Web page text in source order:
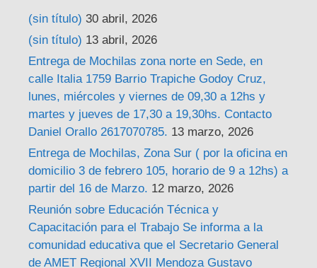
(sin título) 30 abril, 2026
(sin título) 13 abril, 2026
Entrega de Mochilas zona norte en Sede, en
calle Italia 1759 Barrio Trapiche Godoy Cruz,
lunes, miércoles y viernes de 09,30 a 12hs y
martes y jueves de 17,30 a 19,30hs. Contacto
Daniel Orallo 2617070785. 13 marzo, 2026
Entrega de Mochilas, Zona Sur ( por la oficina en
domicilio 3 de febrero 105, horario de 9 a 12hs) a
partir del 16 de Marzo. 12 marzo, 2026
Reunión sobre Educación Técnica y
Capacitación para el Trabajo Se informa a la
comunidad educativa que el Secretario General
de AMET Regional XVII Mendoza Gustavo